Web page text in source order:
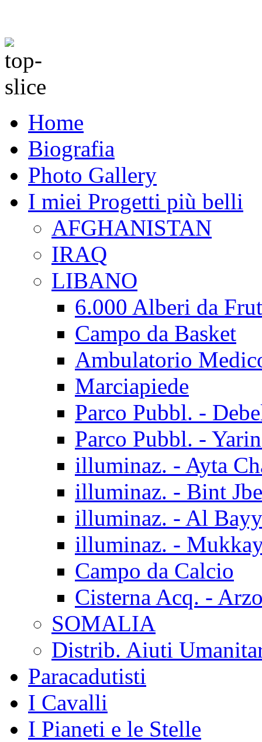
Home
Biografia
Photo Gallery
I miei Progetti più belli
AFGHANISTAN
IRAQ
LIBANO
6.000 Alberi da
Campo da Basket
Ambulatorio
Marciapiede
Parco Pubbl. -
Parco Pubbl. -
illuminaz. - Ayta
illuminaz. - Bint
illuminaz. - Al
illuminaz. -
Campo da Calcio
Cisterna Acq. -
SOMALIA
Distrib. Aiuti
Paracadutisti
I Cavalli
I Pianeti e le Stelle